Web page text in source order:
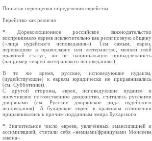
Попытки переоценки определения еврейства
Еврейство как религия
* Дореволюционное российское законодательство
воспринимало евреев исключительно как религиозную общину
(«лица иудейского исповедания»). Тем самым, евреи,
перешедшие в православие или лютеранство, меняли свой
правовой статус, но не национальную принадлежность
(например «евреи лютеранского исповедания»).
В то же время, русские, исповедуюшие иудаизм,
(иудействующие) к евреям юридически не приравнивались
(см. Субботники).
С другой стороны, евреи, исповедуюшие иудаизм и
получившие потомственное дворянство, считались русскими
дворянами (см. Русские дворянские рода иудейского
исповедания). А бухарские евреи в правовом отношении
приравнивались к прочим подданным эмира Бухарского.
* Значительное число евреев, увлечённых эмансипацией и
ассимиляцией, считали себя «немцами/французами Моисеева
закона».